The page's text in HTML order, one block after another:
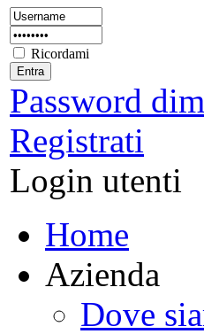
Ricordami
Password
Registrati
Login utenti
Home
Azienda
Dove